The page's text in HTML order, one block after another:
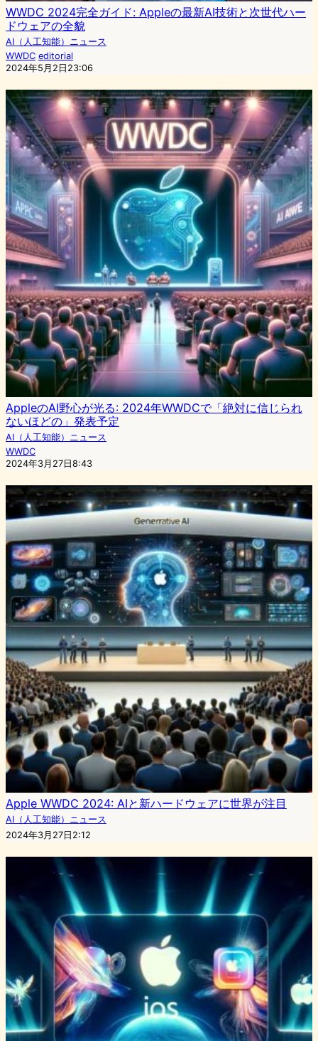
WWDC 2024完全ガイド: Appleの最新AI技術と次世代ハー
ドウェアの全貌
AI（人工知能）ニュース
WWDC editorial
2024年5月2日23:06
AppleのAI野心が光る: 2024年WWDCで「絶対に信じられ
ないほどの」発表予定
AI（人工知能）ニュース
WWDC
2024年3月27日8:43
Apple WWDC 2024: AIと新ハードウェアに世界が注目
AI（人工知能）ニュース
2024年3月27日2:12